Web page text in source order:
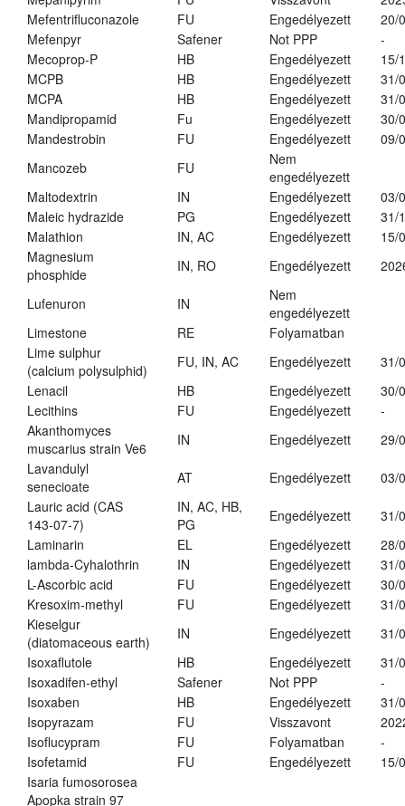
Mefentrifluconazole
FU Engedélyezett
20/
Mefenpyr
Safener Not PPP
-
Mecoprop-P
HB Engedélyezett
15/
MCPB
HB Engedélyezett
31/
MCPA
HB Engedélyezett
31/
Mandipropamid
Fu Engedélyezett
30/
Mandestrobin
FU Engedélyezett
09/
Mancozeb
FU
Nem
engedélyezett
Maltodextrin
IN Engedélyezett
03/
Maleic hydrazide
PG Engedélyezett
31/
Malathion
IN, AC Engedélyezett
15/
Magnesium
phosphide
IN, RO Engedélyezett
Lufenuron IN
Nem
engedélyezett
Limestone
RE
Folyamatban
Lime sulphur
(calcium polysulphid)
FU, IN, AC Engedélyezett
31/
Lenacil
HB Engedélyezett
30/
Lecithins
FU Engedélyezett
-
Akanthomyces
muscarius strain Ve6
IN Engedélyezett
29/
Lavandulyl
senecioate
AT Engedélyezett
03/
Lauric acid (CAS
143-07-7)
IN, AC, HB,
PG
Engedélyezett
31/
Laminarin
EL Engedélyezett
28/
lambda-Cyhalothrin
IN Engedélyezett
31/
L-Ascorbic acid
FU Engedélyezett
30/
Kresoxim-methyl
FU Engedélyezett
31/
Kieselgur
(diatomaceous earth)
IN Engedélyezett
31/
Isoxaflutole
HB Engedélyezett
31/
Isoxadifen-ethyl
Safener Not PPP
-
Isoxaben
HB Engedélyezett
31/
Isopyrazam
FU Visszavont
Isoflucypram
FU Folyamatban
-
Isofetamid
FU Engedélyezett
15/
Isaria fumosorosea
Apopka strain 97